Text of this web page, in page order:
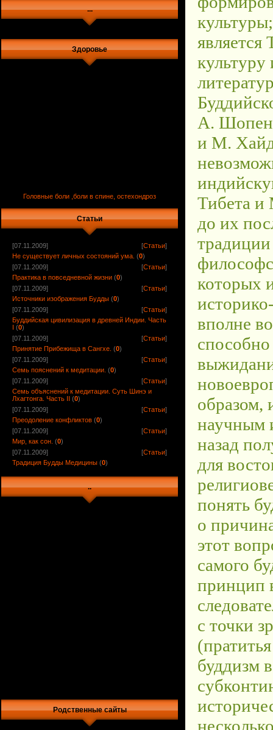
...
Здоровье
Головные боли ,боли в спине, остехондроз
Статьи
[07.11.2009] [Статьи]
Не существует личных состояний ума. (0)
[07.11.2009]
[Статьи]
Практика в повседневной жизни (0)
[07.11.2009]
[Статьи]
Источники изображения Будды (0)
[07.11.2009]
[Статьи]
Буддийская цивилизация в древней Индии. Часть
I (0)
[07.11.2009]
[Статьи]
Принятие Прибежища в Сангхе. (0)
[07.11.2009]
[Статьи]
Семь пояснений к медитации. (0)
[07.11.2009]
[Статьи]
Семь объяснений к медитации. Суть Шинэ и
Лхагтонга. Часть II (0)
[07.11.2009]
[Статьи]
Преодоление конфликтов (0)
[07.11.2009]
[Статьи]
Мир, как сон. (0)
[07.11.2009]
[Статьи]
Традиция Будды Медицины (0)
..
Родственные сайты